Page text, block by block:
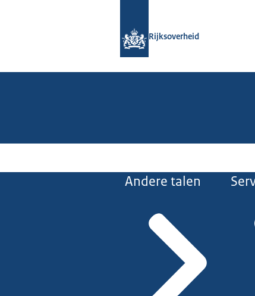
Rijksoverheid
Andere talen